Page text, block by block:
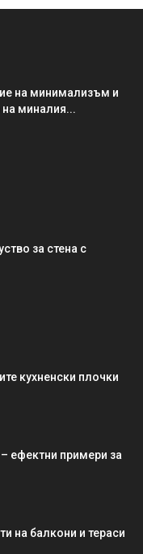
на минимализъм и
на миналия...
за стена с
кухненски плочки
ефектни примери за
на балкони и тераси